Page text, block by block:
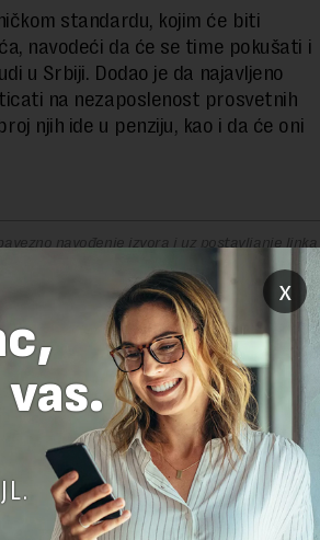
standardu, kojim će biti
navodeći da će se time pokušati i
u Srbiji. Dodao je da najavljeno
na nezaposlenost prosvetnih
njih ide u penziju, kao i da će oni
navođenje izvora i uz postavljanje linka
x